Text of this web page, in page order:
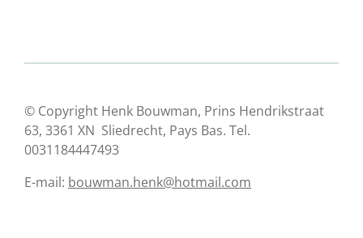
© Copyright Henk Bouwman, Prins Hendrikstraat
63, 3361 XN Sliedrecht, Pays Bas. Tel.
0031184447493
E-mail: bouwman.henk@hotmail.com